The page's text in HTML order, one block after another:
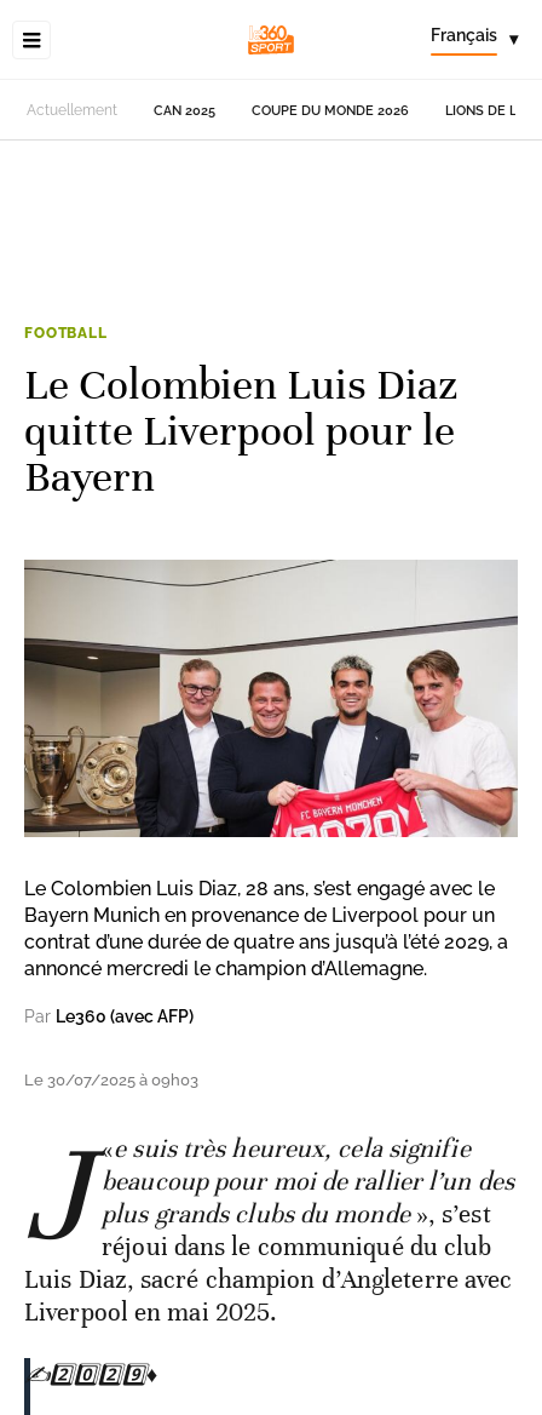
Français ▾
Actuellement CAN 2025 COUPE DU MONDE 2026 LIONS DE
FOOTBALL
Le Colombien Luis Diaz
quitte Liverpool pour le
Bayern
Le Colombien Luis Diaz, 28 ans, s’est engagé avec le
Bayern Munich en provenance de Liverpool pour un
contrat d’une durée de quatre ans jusqu’à l’été 2029, a
annoncé mercredi le champion d’Allemagne.
Par Le360 (avec AFP)
Le 30/07/2025 à 09h03
«
J
e suis très heureux, cela signifie
beaucoup pour moi de rallier l’un des
plus grands clubs du monde», s’est
réjoui dans le communiqué du club
Luis Diaz, sacré champion d’Angleterre avec
Liverpool en mai 2025.
✍️2️⃣0️⃣2️⃣9️⃣♦️